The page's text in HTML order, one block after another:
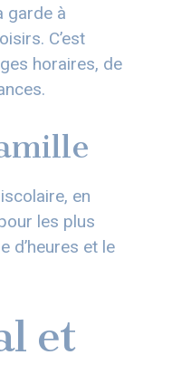
garde à
C’est
horaires, de
en
les plus
d’heures et le
et